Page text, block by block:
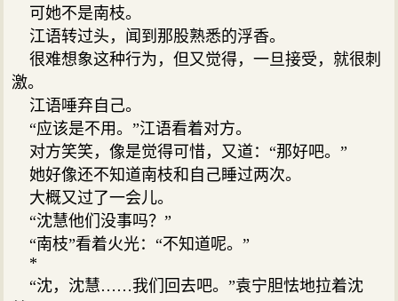
可她不是南枝。
江语转过头，闻到那股熟悉的浮香。
很难想象这种行为，但又觉得，一旦接受，就很刺
激。
江语唾弃自己。
“应该是不用。”江语看着对方。
对方笑笑，像是觉得可惜，又道：“那好吧。”
她好像还不知道南枝和自己睡过两次。
大概又过了一会儿。
“沈慧他们没事吗？”
“南枝”看着火光：“不知道呢。”
*
“沈，沈慧……我们回去吧。”袁宁胆怯地拉着沈